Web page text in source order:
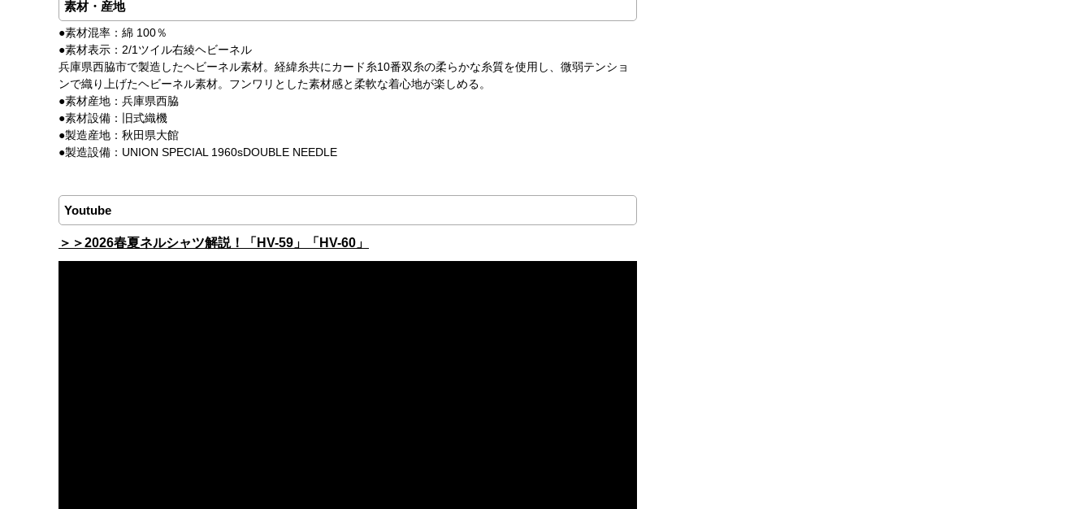
素材・産地
●素材混率：綿 100％
●素材表示：2/1ツイル右綾ヘビーネル
兵庫県西脇市で製造したヘビーネル素材。経緯糸共にカード糸10番双糸の柔らかな糸質を使用し、微弱テンショ
ンで織り上げたヘビーネル素材。フンワリとした素材感と柔軟な着心地が楽しめる。
●素材産地：兵庫県西脇
●素材設備：旧式織機
●製造産地：秋田県大館
●製造設備：UNION SPECIAL 1960sDOUBLE NEEDLE
Youtube
＞＞2026春夏ネルシャツ解説！「HV-59」「HV-60」